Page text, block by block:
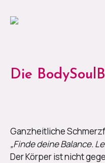
Die
Ganzheitliche
„Finde deine Balance.
Der Körper ist nicht